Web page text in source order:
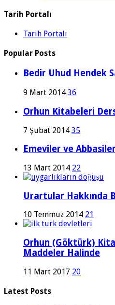
Tarih Portalı
Tarih Portalı
Popular Posts
Bedir Uhud Hendek
9 Mart 2014 36
Orhun Kitabeleri
7 Şubat 2014 35
Emeviler ve
13 Mart 2014 22
Urartular Hakkında
10 Temmuz 2014 21
Orhun (Göktürk)
Maddeler Halinde
11 Mart 2017 20
Latest Posts